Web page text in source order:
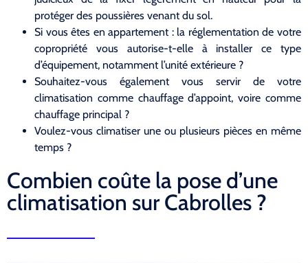
protéger des poussières venant du sol.
Si vous êtes en appartement : la réglementation de votre
copropriété vous autorise-t-elle à installer ce type
d’équipement, notamment l’unité extérieure ?
Souhaitez-vous également vous servir de votre
climatisation comme chauffage d’appoint, voire comme
chauffage principal ?
Voulez-vous climatiser une ou plusieurs pièces en même
temps ?
Combien coûte la pose d’une
climatisation sur Cabrolles ?